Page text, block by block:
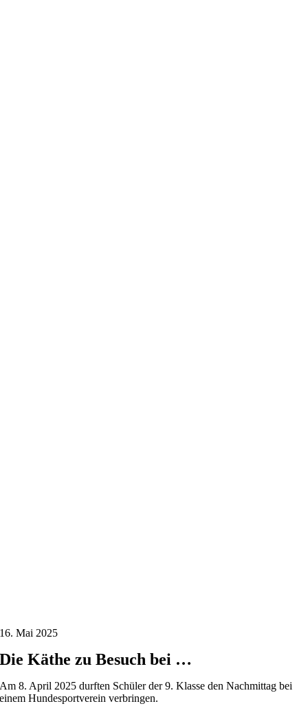
16. Mai 2025
Die Käthe zu Besuch bei …
Am 8. April 2025 durften Schüler der 9. Klasse den Nachmittag bei
einem Hundesportverein verbringen.